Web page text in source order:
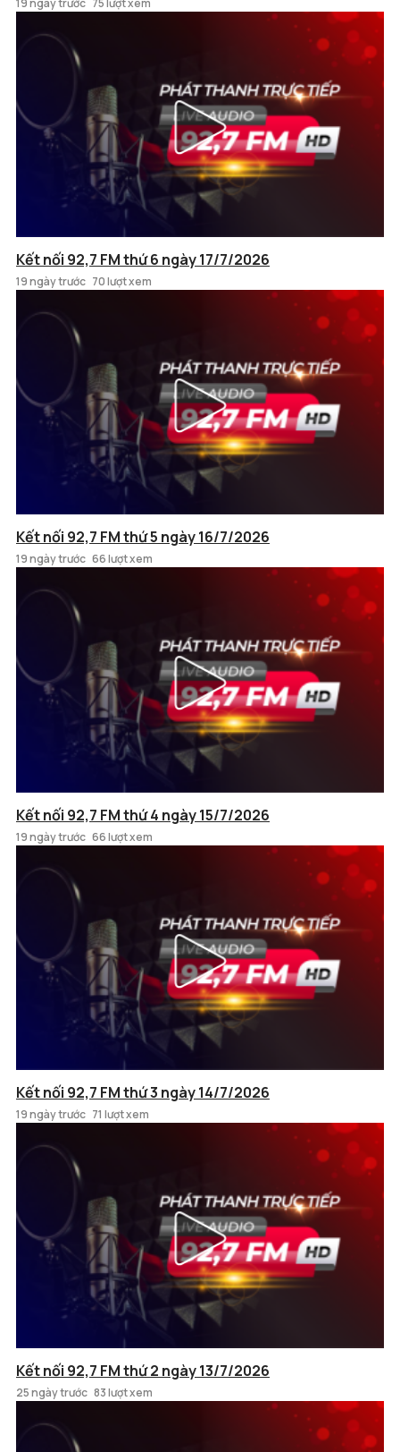
19 ngày trước 75 lượt xem
Kết nối 92,7 FM thứ 6 ngày 17/7/2026
19 ngày trước 70 lượt xem
Kết nối 92,7 FM thứ 5 ngày 16/7/2026
19 ngày trước 66 lượt xem
Kết nối 92,7 FM thứ 4 ngày 15/7/2026
19 ngày trước 66 lượt xem
Kết nối 92,7 FM thứ 3 ngày 14/7/2026
19 ngày trước 71 lượt xem
Kết nối 92,7 FM thứ 2 ngày 13/7/2026
25 ngày trước 83 lượt xem